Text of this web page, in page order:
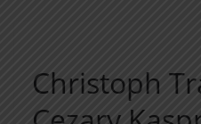
Christoph